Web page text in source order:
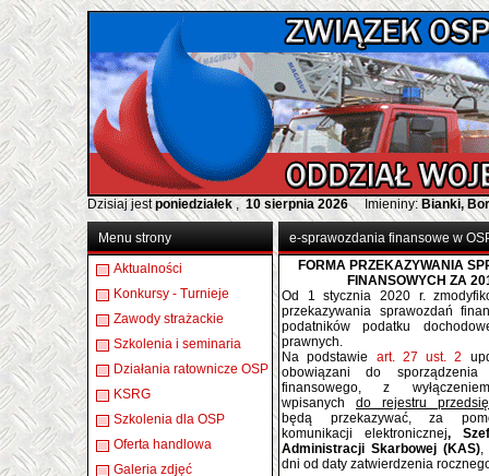
Dzisiaj jestponiedziałek , 10 sierpnia 2026 Imieniny: Bianki,
Menu strony
Aktualności
Konkursy - Turnieje
Zawody strażackie
Szkolenia i seminaria
Działania ratownicze OSP
KSRG
Szkolenia dla OSP
Oferta handlowa
Galeria zdjęć
e-sprawozdania finansowe w
FORMA PRZEKAZYWANIA
FINANSOWYCH ZA
Od 1 stycznia 2020 r.
przekazywania sprawozdań
podatników podatku
prawnych.
Na podstawie art. 27 ust. 2
obowiązani do sporządzenia
finansowego, z
wpisanych do rejestru
będą przekazywać, za
komunikacji elektronicznej,
Administracji Skarbowej (KAS),
dni od daty zatwierdzenia